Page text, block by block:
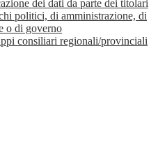
dei dati da parte dei titolari
politici, di amministrazione, di
o di governo
consiliari regionali/provinciali